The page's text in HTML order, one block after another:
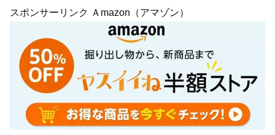
スポンサーリンク Ａmazon（アマゾン）